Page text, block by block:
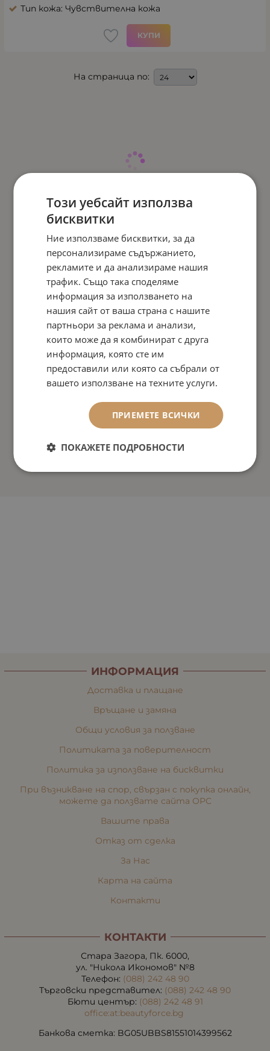
Тип кожа: Чувствителна кожа
КУПИ
На страница по:
ИНФОРМАЦИЯ
Доставка и плащане
Връщане и замяна
Общи условия за ползване
Политиката за поверителност
Политика за използване на бисквитки
При възникване на спор, свързан с покупка онлайн,
можете да ползвате сайта ОРС
Вашите права
Отказ от сделка
За Нас
Карта на сайта
Контакти
КОНТАКТИ
Стара Загора, Пк. 6000,
ул. "Никола Икономов" №8
Телефон: (088) 242 48 90
Търговски представител: (088) 242 48 90
Бюти център: (088) 242 48 91
office:at:beautyforce.bg
Банкова сметка: BG05UBBS81551014399562
Този уебсайт използва
бисквитки
Ние използваме бисквитки, за да
персонализираме съдържанието,
рекламите и да анализираме нашия
трафик. Също така споделяме
информация за използването на
нашия сайт от ваша страна с нашите
партньори за реклама и анализи,
които може да я комбинират с друга
информация, която сте им
предоставили или която са събрали от
вашето използване на техните услуги.
ПРИЕМЕТЕ ВСИЧКИ
ПОКАЖЕТЕ ПОДРОБНОСТИ